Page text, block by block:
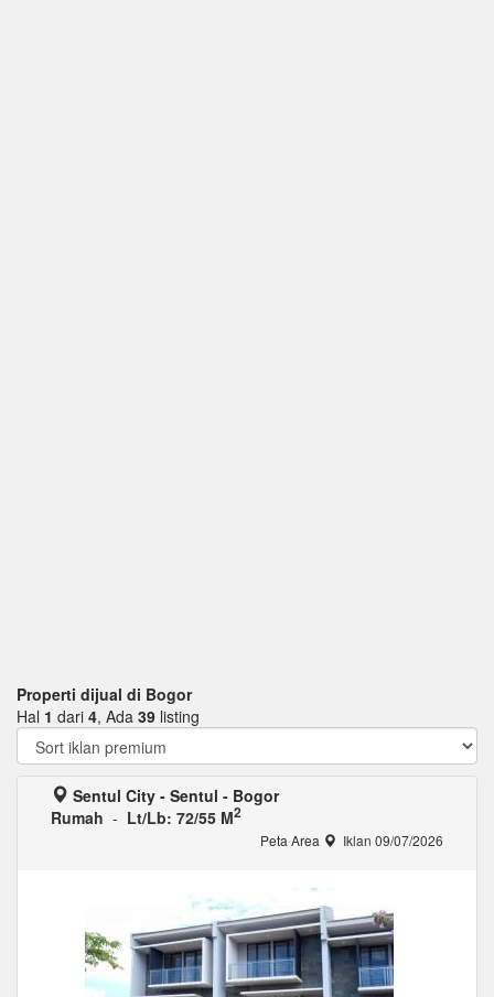
Properti dijual di Bogor
Hal 1 dari 4, Ada 39 listing
Sentul City - Sentul - Bogor
Rumah - Lt/Lb: 72/55 M2
Peta Area Iklan 09/07/2026